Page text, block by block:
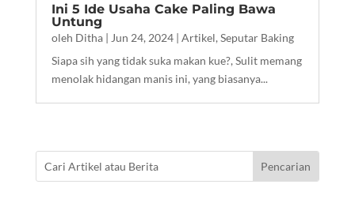
Ini 5 Ide Usaha Cake Paling Bawa
Untung
oleh Ditha| Jun 24, 2024| Artikel, Seputar Baking
Siapa sih yang tidak suka makan kue?, Sulit memang
menolak hidangan manis ini, yang biasanya...